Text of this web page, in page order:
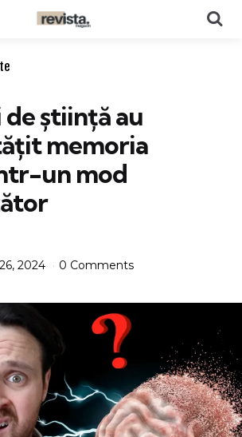
știință au
memoria
un mod
2024
0 Comments